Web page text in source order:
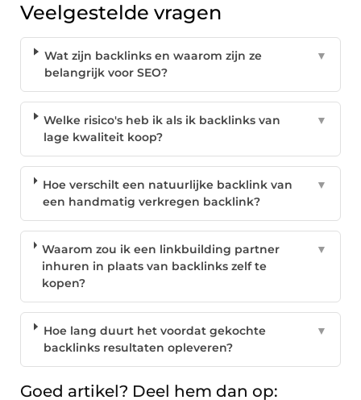
Veelgestelde vragen
Wat zijn backlinks en waarom zijn ze
belangrijk voor SEO?
▼
Welke risico's heb ik als ik backlinks van
lage kwaliteit koop?
▼
Hoe verschilt een natuurlijke backlink van
een handmatig verkregen backlink?
▼
Waarom zou ik een linkbuilding partner
inhuren in plaats van backlinks zelf te
kopen?
▼
Hoe lang duurt het voordat gekochte
backlinks resultaten opleveren?
▼
Goed artikel? Deel hem dan op: